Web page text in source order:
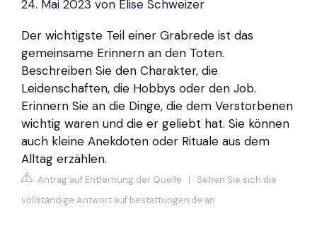
24. Mai 2023 von Elise Schweizer
Der wichtigste Teil einer Grabrede ist das
gemeinsame Erinnern an den Toten.
Beschreiben Sie den Charakter, die
Leidenschaften, die Hobbys oder den Job.
Erinnern Sie an die Dinge, die dem Verstorbenen
wichtig waren und die er geliebt hat. Sie können
auch kleine Anekdoten oder Rituale aus dem
Alltag erzählen.
Antrag auf Entfernung der Quelle | Sehen Sie sich die
vollständige Antwort auf bestattungen.de an